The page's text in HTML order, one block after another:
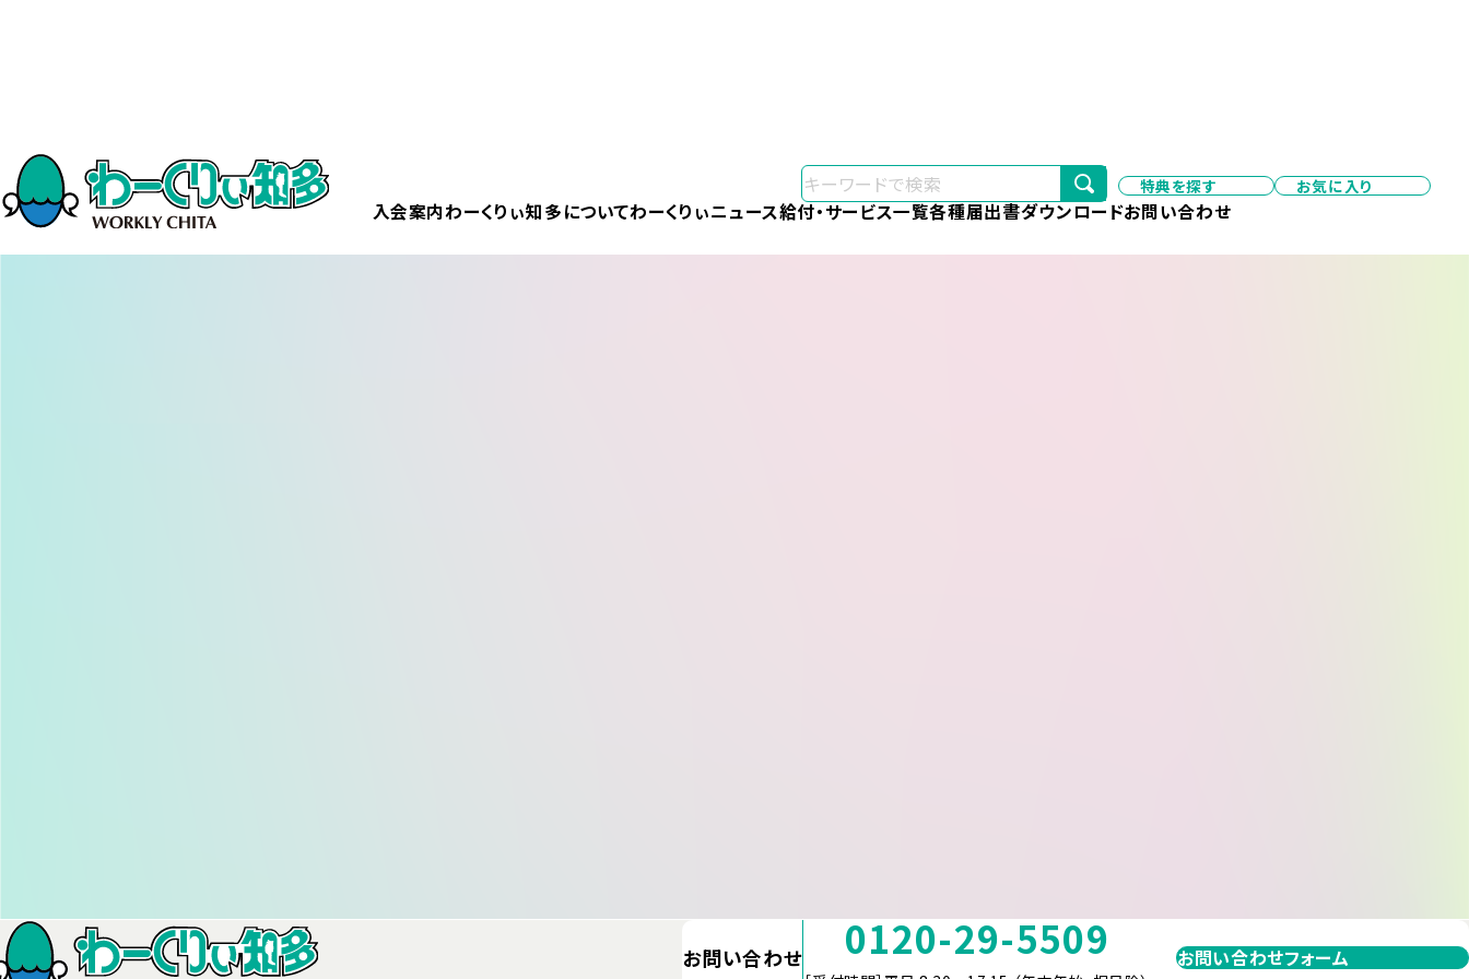
特典を探す お気に入り
入会案内わーくりぃ知多についてわーくりぃニュース給付・サービス一覧各種届出書ダウンロードお問い合わせ
お問い合わせ 0120-29-5509 お問い合わせフォーム